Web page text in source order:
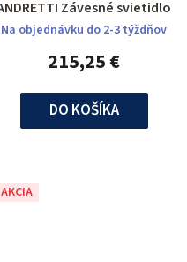
ANDRETTI Závesné svietidlo
Na objednávku do 2-3 týždňov
215,25 €
DO KOŠÍKA
AKCIA